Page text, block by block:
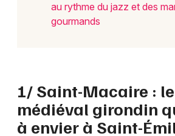
au rythme du jazz et des
gourmands
1/ Saint-Macaire :
médiéval girondin
à envier à Saint-